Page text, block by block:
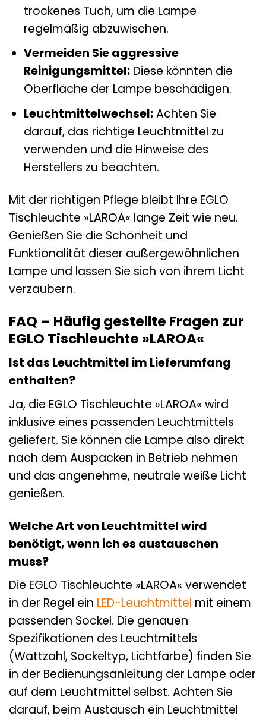
trockenes Tuch, um die Lampe
regelmäßig abzuwischen.
Vermeiden Sie aggressive
Reinigungsmittel:Diese könnten die
Oberfläche der Lampe beschädigen.
Leuchtmittelwechsel:Achten Sie
darauf, das richtige Leuchtmittel zu
verwenden und die Hinweise des
Herstellers zu beachten.
Mit der richtigen Pflege bleibt Ihre EGLO
Tischleuchte »LAROA« lange Zeit wie neu.
Genießen Sie die Schönheit und
Funktionalität dieser außergewöhnlichen
Lampe und lassen Sie sich von ihrem Licht
verzaubern.
FAQ – Häufig gestellte Fragen zur
EGLO Tischleuchte »LAROA«
Ist das Leuchtmittel im Lieferumfang
enthalten?
Ja, die EGLO Tischleuchte »LAROA« wird
inklusive eines passenden Leuchtmittels
geliefert. Sie können die Lampe also direkt
nach dem Auspacken in Betrieb nehmen
und das angenehme, neutrale weiße Licht
genießen.
Welche Art von Leuchtmittel wird
benötigt, wenn ich es austauschen
muss?
Die EGLO Tischleuchte »LAROA« verwendet
in der Regel ein LED-Leuchtmittel mit einem
passenden Sockel. Die genauen
Spezifikationen des Leuchtmittels
(Wattzahl, Sockeltyp, Lichtfarbe) finden Sie
in der Bedienungsanleitung der Lampe oder
auf dem Leuchtmittel selbst. Achten Sie
darauf, beim Austausch ein Leuchtmittel